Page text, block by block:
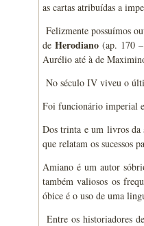
as cartas atribuídas a
Felizmente possuímos
de Herodiano (ap. 170
Aurélio até à de
No século IV viveu o
Foi funcionário imperial
Dos trinta e um livros da
que relatam os sucessos
Amiano é um autor
também valiosos os
óbice é o uso de uma
Entre os historiadores